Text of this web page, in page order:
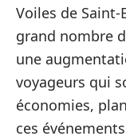
Voiles de
grand nombre
une
voyageurs qui
économies,
ces